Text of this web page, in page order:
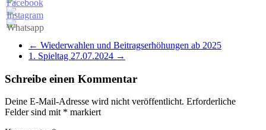
← Wiederwahlen und Beitragserhöhungen ab 2025
1. Spieltag 27.07.2024 →
Schreibe einen Kommentar
Deine E-Mail-Adresse wird nicht veröffentlicht. Erforderliche
Felder sind mit * markiert